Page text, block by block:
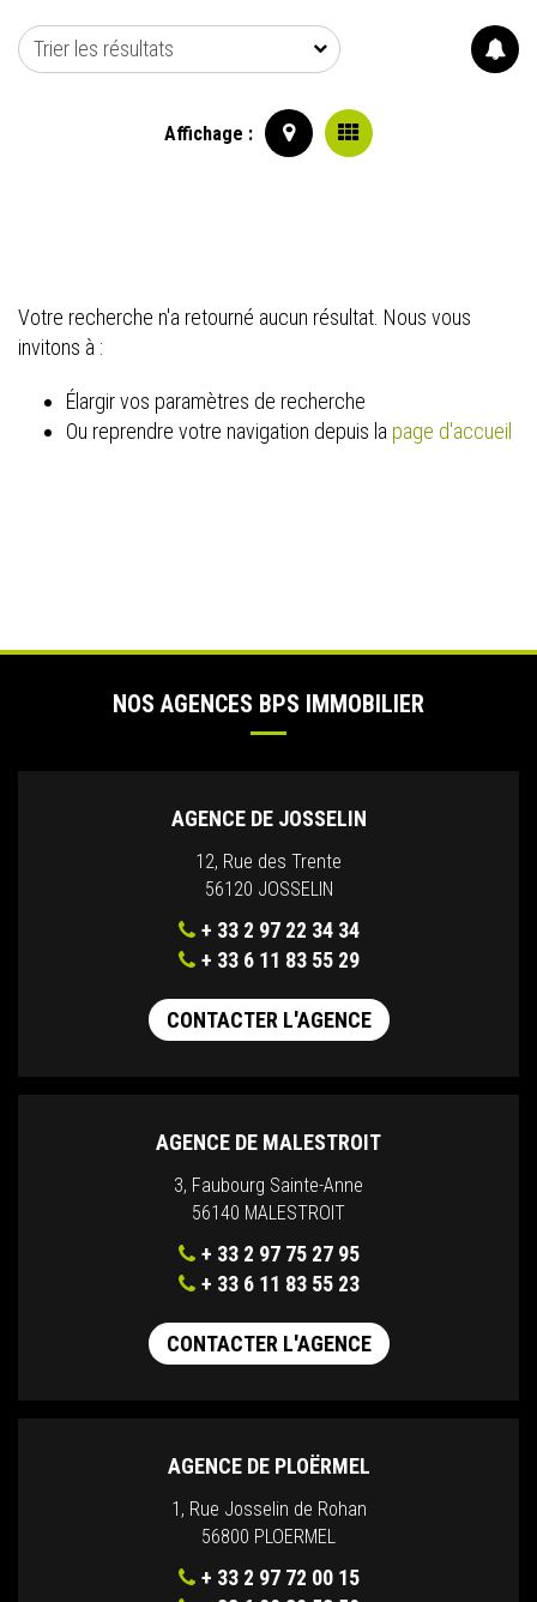
Trier les résultats
Affichage :
Votre recherche n'a retourné aucun résultat. Nous vous
invitons à :
Élargir vos paramètres de recherche
Ou reprendre votre navigation depuis la page d'accueil
NOS AGENCES BPS IMMOBILIER
AGENCE DE JOSSELIN
12, Rue des Trente
56120 JOSSELIN
+ 33 2 97 22 34 34
+ 33 6 11 83 55 29
CONTACTER L'AGENCE
AGENCE DE MALESTROIT
3, Faubourg Sainte-Anne
56140 MALESTROIT
+ 33 2 97 75 27 95
+ 33 6 11 83 55 23
CONTACTER L'AGENCE
AGENCE DE PLOËRMEL
1, Rue Josselin de Rohan
56800 PLOERMEL
+ 33 2 97 72 00 15